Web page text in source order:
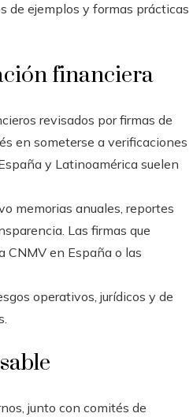
de ejemplos y formas prácticas
financiera
revisados por firmas de
en someterse a verificaciones
y Latinoamérica suelen
memorias anuales, reportes
Las firmas que
CNMV en España o las
operativos, jurídicos y de
junto con comités de